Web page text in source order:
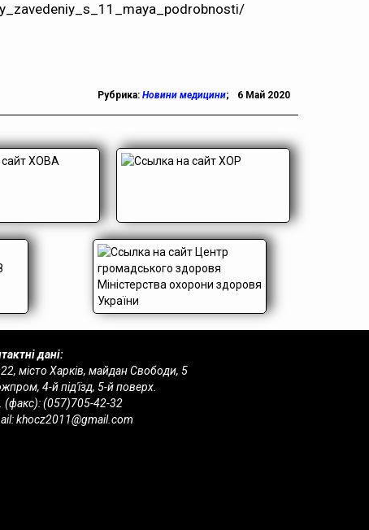
Рубрика: Новини медицини; 6 Май 2020
дані:
місто Харків, майдан Свободи, 5
4-й під'їзд, 5-й поверх.
(факс):(057)705-42-32
khocz2011@gmail.com